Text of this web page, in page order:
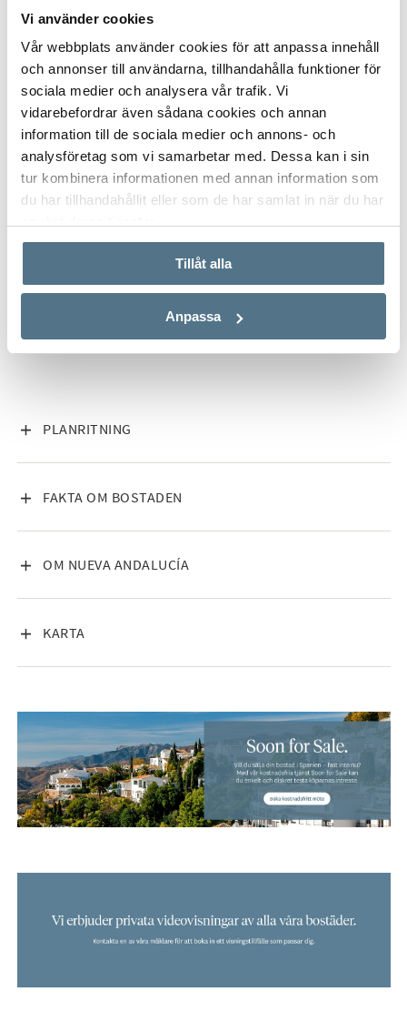
Vi använder cookies
Vår webbplats använder cookies för att anpassa innehåll
och annonser till användarna, tillhandahålla funktioner för
sociala medier och analysera vår trafik. Vi
vidarebefordrar även sådana cookies och annan
information till de sociala medier och annons- och
analysföretag som vi samarbetar med. Dessa kan i sin
tur kombinera informationen med annan information som
du har tillhandahållit eller som de har samlat in när du har
Tillåt alla
Anpassa
Du vet väl att Bjurfors har tillgång till hela utbudet av
bostäder till salu på solkusten, så tveka inte att kontakta oss
så hjälper vi dig att hitta din drömbostad.
ALLA BILDER (29)
PLANRITNING
VISA INNEHÅLL
FAKTA OM BOSTADEN
VISA INNEHÅLL
OM NUEVA ANDALUCÍA
VISA INNEHÅLL
KARTA
VISA INNEHÅLL